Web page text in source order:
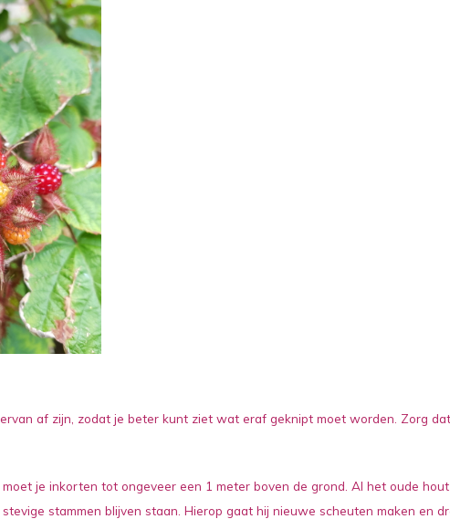
af zijn, zodat je beter kunt ziet wat eraf geknipt moet worden. Zorg
je inkorten tot ongeveer een 1 meter boven de grond. Al het oude
stammen blijven staan. Hierop gaat hij nieuwe scheuten maken en